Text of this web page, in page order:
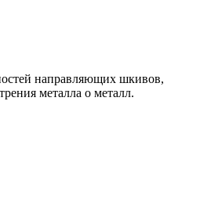
направляющих шкивов,
металла о металл.